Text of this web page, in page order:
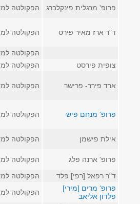
פרופ' מרגלית פינקלברג
הפקולטה
ד"ר ארז מאיר פירט הפקולטה
הפקולטה
צופית פירסט
הפקולטה
ארד פירר- פרישר הפקולטה
פרופ' מנחם פיש הפקולטה
אילת פישמן הפקולטה
פרופ' ארנה פלג הפקולטה
ד"ר רפאל [רפי] פלד
הפקולטה
פרופ' מרים [מירי]
פלדון אליאב
הפקולטה